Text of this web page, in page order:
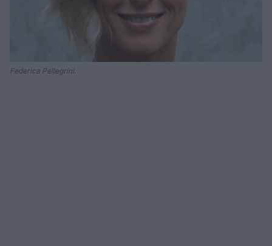
Federica Pellegrini.